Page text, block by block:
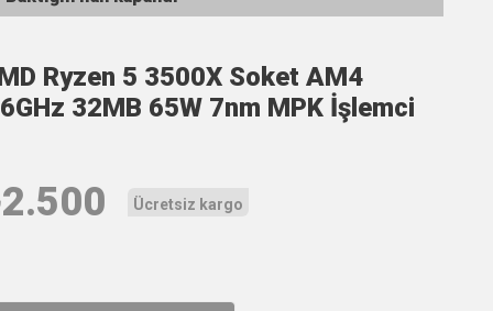
Ryzen 5 3500X Soket AM4
32MB 65W 7nm MPK İşlemci
2.500 Ücretsiz kargo